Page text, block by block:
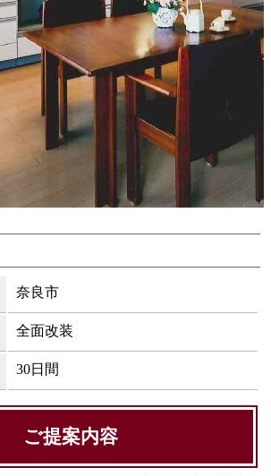
奈良市
全面改装
30日間
ご提案内容